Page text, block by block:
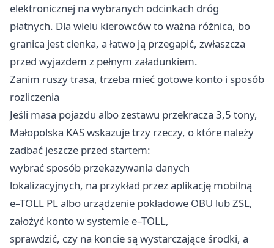
elektronicznej na wybranych odcinkach dróg
płatnych. Dla wielu kierowców to ważna różnica, bo
granica jest cienka, a łatwo ją przegapić, zwłaszcza
przed wyjazdem z pełnym załadunkiem.
Zanim ruszy trasa, trzeba mieć gotowe konto i sposób
rozliczenia
Jeśli masa pojazdu albo zestawu przekracza 3,5 tony,
Małopolska KAS wskazuje trzy rzeczy, o które należy
zadbać jeszcze przed startem:
wybrać sposób przekazywania danych
lokalizacyjnych, na przykład przez aplikację mobilną
e–TOLL PL albo urządzenie pokładowe OBU lub ZSL,
założyć konto w systemie e–TOLL,
sprawdzić, czy na koncie są wystarczające środki, a